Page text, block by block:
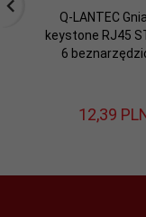
Q-LANTEC
keystone RJ45
6
12,39